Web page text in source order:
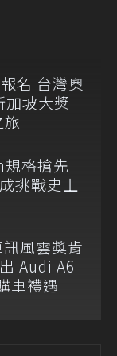
名 台灣奧
加坡大獎
格搶先
挑戰史上
風雲獎肯
Audi A6
車禮遇